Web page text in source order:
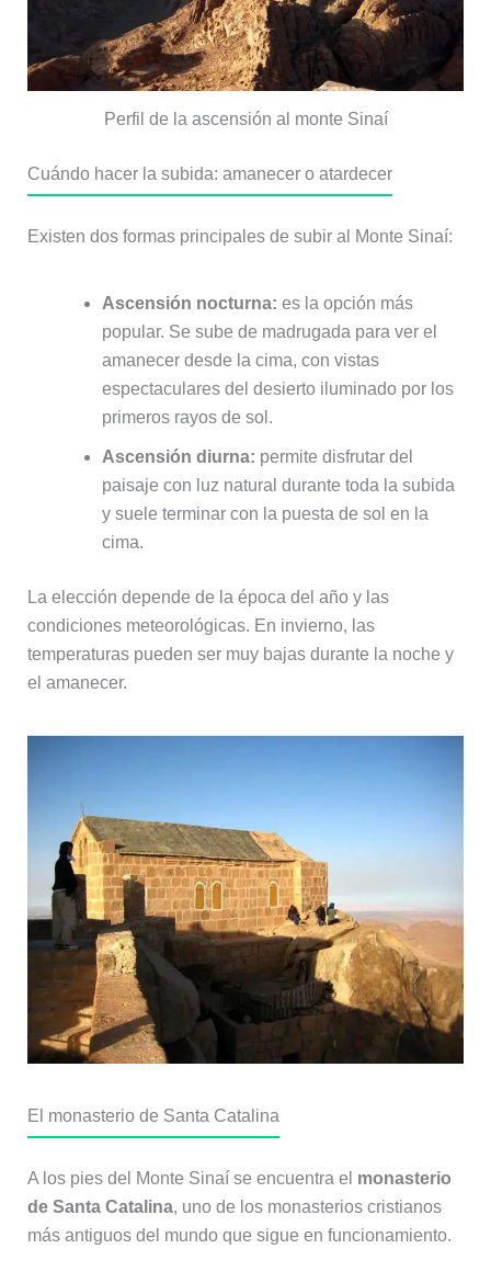
Perfil de la ascensión al monte Sinaí
Cuándo hacer la subida: amanecer o atardecer
Existen dos formas principales de subir al Monte Sinaí:
Ascensión nocturna: es la opción más
popular. Se sube de madrugada para ver el
amanecer desde la cima, con vistas
espectaculares del desierto iluminado por los
primeros rayos de sol.
Ascensión diurna: permite disfrutar del
paisaje con luz natural durante toda la subida
y suele terminar con la puesta de sol en la
cima.
La elección depende de la época del año y las
condiciones meteorológicas. En invierno, las
temperaturas pueden ser muy bajas durante la noche y
el amanecer.
El monasterio de Santa Catalina
A los pies del Monte Sinaí se encuentra el monasterio
de Santa Catalina, uno de los monasterios cristianos
más antiguos del mundo que sigue en funcionamiento.